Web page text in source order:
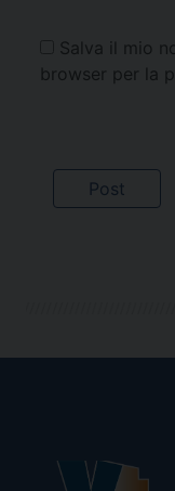
Salva il mio
browser per la